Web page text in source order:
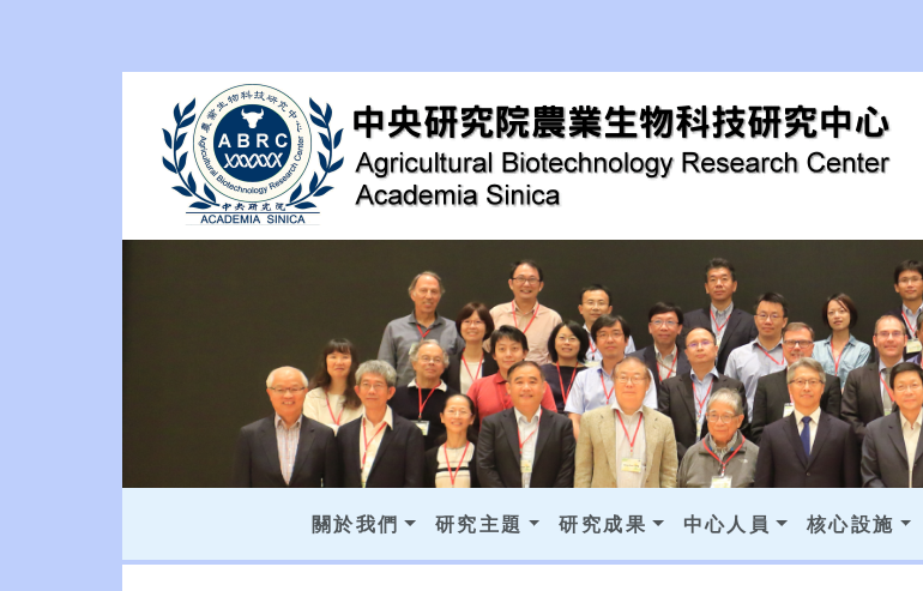
關於我們 研究主題 研究成果 中心人員 核心設施